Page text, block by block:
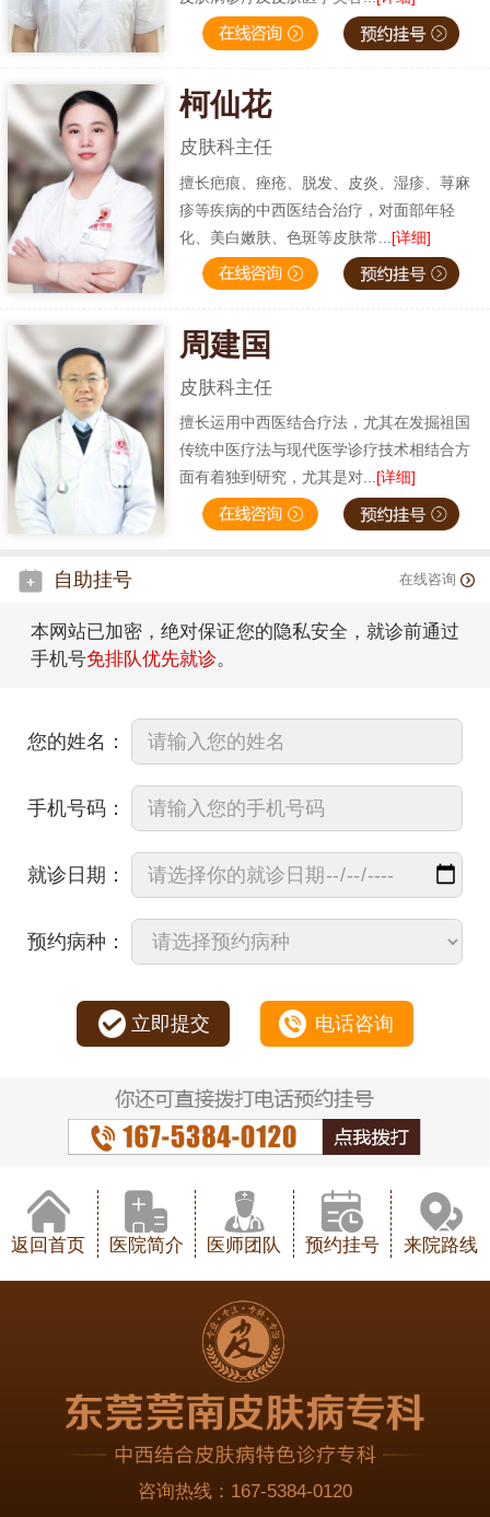
柯仙花
皮肤科主任
擅长疤痕、痤疮、脱发、皮炎、湿疹、荨麻
疹等疾病的中西医结合治疗，对面部年轻
化、美白嫩肤、色斑等皮肤常... [详细]
周建国
皮肤科主任
擅长运用中西医结合疗法，尤其在发掘祖国
传统中医疗法与现代医学诊疗技术相结合方
面有着独到研究，尤其是对...[详细]
自助挂号 在线咨询
本网站已加密，绝对保证您的隐私安全，就诊前通过
手机号免排队优先就诊。
您的姓名：
手机号码：
就诊日期：
预约病种：
立即提交 电话咨询
返回首页 医院简介 医师团队 预约挂号 来院路线
咨询热线： 167-5384-0120